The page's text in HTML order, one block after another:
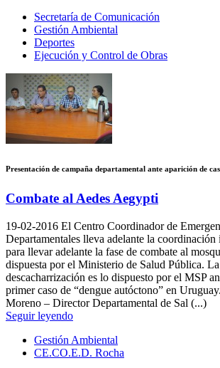
Secretaría de Comunicación
Gestión Ambiental
Deportes
Ejecución y Control de Obras
Presentación de campaña departamental ante aparición de
Combate al Aedes Aegypti
19-02-2016 El Centro Coordinador de
Departamentales lleva adelante la
para llevar adelante la fase de combate al
dispuesta por el Ministerio de Salud Pública. La
descacharrización es lo dispuesto por el MSP
primer caso de “dengue autóctono” en
Moreno – Director Departamental de Sal (...)
Seguir leyendo
Gestión Ambiental
CE.CO.E.D. Rocha